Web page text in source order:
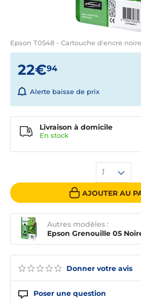
Epson T0548 - Cartouche d'encre
Donner votre avis
Poser une question
22€94
Alerte baisse de prix
1
AJOUTER AU
Livraison à domicile
En stock
Autres modèles :
Epson Grenouille 05